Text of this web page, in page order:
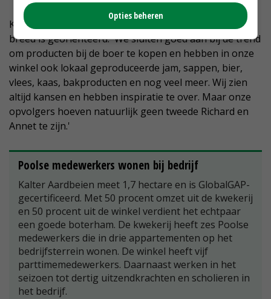
Kalter prijst zich gelukkig dat het aardbeienbedrijf zo
breed is georiënteerd. 'We sluiten goed aan bij de trend
om producten bij de boer te kopen en hebben in onze
winkel ook lokaal geproduceerde jam, sappen, bier,
vlees, kaas, bakproducten en nog veel meer. Wij zien
altijd kansen en hebben inspiratie te over. Maar onze
opvolgers hoeven natuurlijk geen tweede Richard en
Annet te zijn.'
Poolse medewerkers wonen bij bedrijf
Kalter Aardbeien meet 1,7 hectare en is GlobalGAP-
gecertificeerd. Met 50 procent omzet uit de kwekerij
en 50 procent uit de winkel verdient het echtpaar
een goede boterham. De kwekerij heeft zes Poolse
medewerkers die in drie appartementen op het
bedrijfsterrein wonen. De winkel heeft vijf
parttimemedewerkers. Daarnaast werken in het
seizoen tot dertig uitzendkrachten en scholieren in
het bedrijf.
Opties beheren